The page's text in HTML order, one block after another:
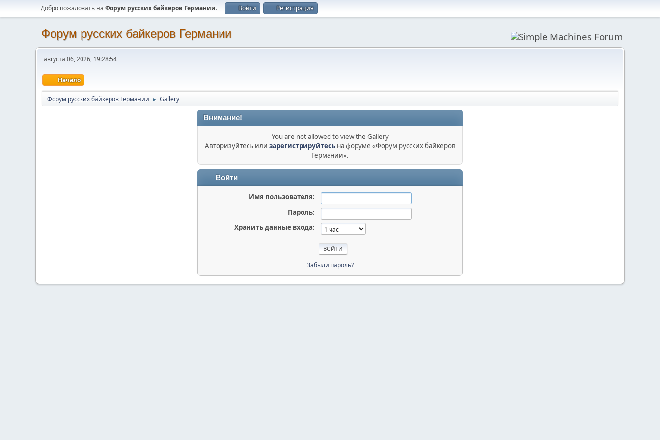
Добро пожаловать на Форум русских байкеров Германии. Войти Регистрация
Форум русских байкеров Германии
августа 06, 2026, 19:28:54
Начало
Форум русских байкеров Германии ► Gallery
Внимание!
You are not allowed to view the Gallery
Авторизуйтесь или зарегистрируйтесьна форуме «Форум русских байкеров
Германии».
Войти
Имя пользователя:
Пароль:
Хранить данные входа:
Забыли пароль?